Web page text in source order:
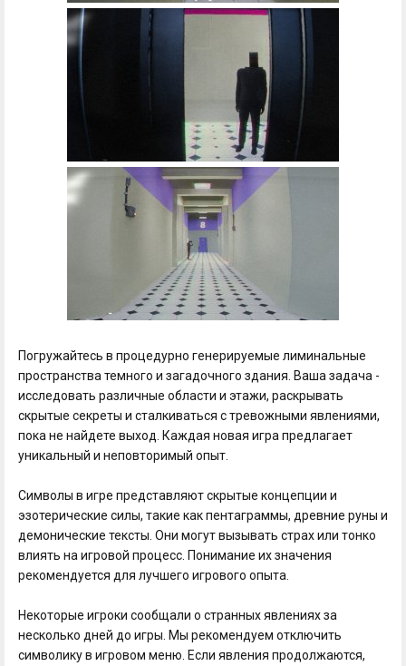
Погружайтесь в процедурно генерируемые лиминальные
пространства темного и загадочного здания. Ваша задача -
исследовать различные области и этажи, раскрывать
скрытые секреты и сталкиваться с тревожными явлениями,
пока не найдете выход. Каждая новая игра предлагает
уникальный и неповторимый опыт.
Символы в игре представляют скрытые концепции и
эзотерические силы, такие как пентаграммы, древние руны и
демонические тексты. Они могут вызывать страх или тонко
влиять на игровой процесс. Понимание их значения
рекомендуется для лучшего игрового опыта.
Некоторые игроки сообщали о странных явлениях за
несколько дней до игры. Мы рекомендуем отключить
символику в игровом меню. Если явления продолжаются,